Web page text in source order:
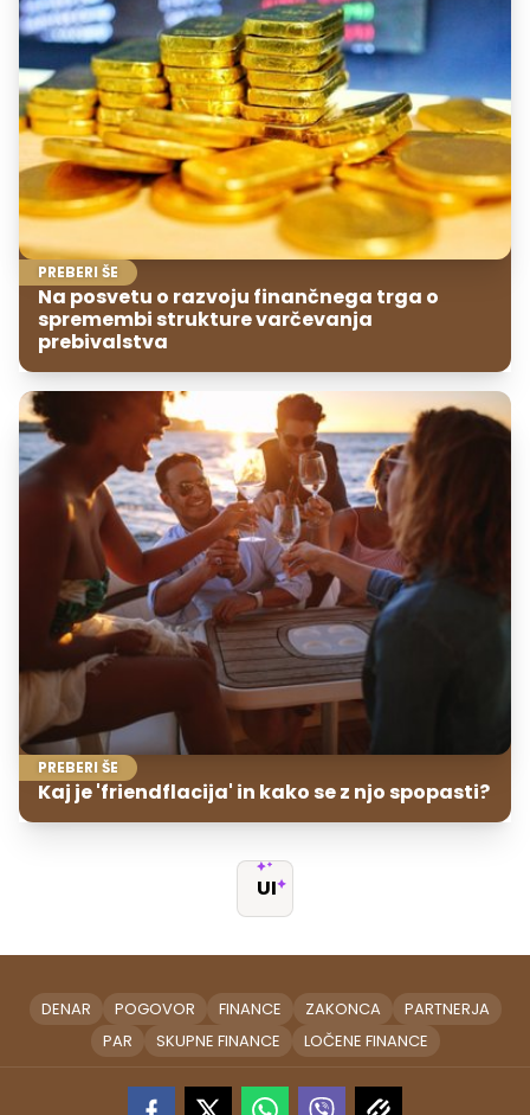
PREBERI ŠE
Na posvetu o razvoju finančnega trga o
spremembi strukture varčevanja
prebivalstva
PREBERI ŠE
Kaj je 'friendflacija' in kako se z njo spopasti?
UI
DENAR POGOVOR FINANCE ZAKONCA
PARTNERJA
PAR
SKUPNE FINANCE LOČENE FINANCE